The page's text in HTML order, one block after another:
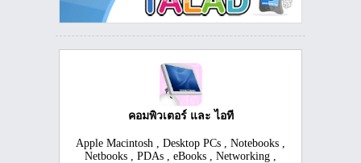
คอมพิวเตอร์ และ ไอที
Apple Macintosh , Desktop PCs , Notebooks ,
Netbooks , PDAs , eBooks , Networking ,